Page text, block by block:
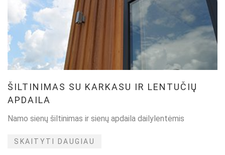
ŠILTINIMAS SU KARKASU IR LENTUČIŲ
APDAILA
Namo sienų šiltinimas ir sienų apdaila dailylentėmis
SKAITYTI DAUGIAU